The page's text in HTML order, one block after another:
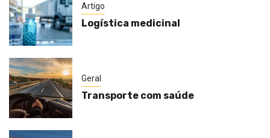
Artigo
Logística medicinal
Geral
Transporte com saúde